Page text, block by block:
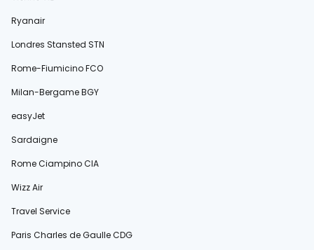
Ryanair
Londres Stansted STN
Rome-Fiumicino FCO
Milan-Bergame BGY
easyJet
Sardaigne
Rome Ciampino CIA
Wizz Air
Travel Service
Paris Charles de Gaulle CDG